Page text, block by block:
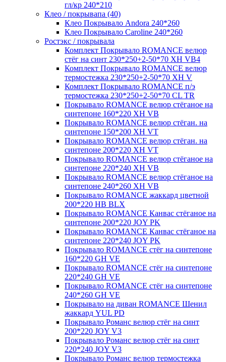
гл/кр 240*210
Клео / покрывапа (40)
Клео Покрывало Andora 240*260
Клео Покрывало Caroline 240*260
Ростэкс / покрывала
Комплект Покрывало ROMANCE велюр
стёг на синт 230*250+2-50*70 XH VB4
Комплект Покрывало ROMANCE велюр
термостежка 230*250+2-50*70 XH V
Комплект Покрывало ROMANCE п/э
термостежка 230*250+2-50*70 CL TR
Покрывало ROMANCE велюр стёганое на
синтепоне 160*220 XH VB
Покрывало ROMANCE велюр стёган. на
синтепоне 150*200 XH VT
Покрывало ROMANCE велюр стёган. на
синтепоне 200*220 XH VT
Покрывало ROMANCE велюр стёганое на
синтепоне 220*240 XH VB
Покрывало ROMANCE велюр стёганое на
синтепоне 240*260 XH VB
Покрывало ROMANCE жаккард цветной
200*220 HB BLX
Покрывало ROMANCE Канвас стёганое на
синтепоне 200*220 JOY PK
Покрывало ROMANCE Канвас стёганое на
синтепоне 220*240 JOY PK
Покрывало ROMANCE стёг на синтепоне
160*220 GH VE
Покрывало ROMANCE стёг на синтепоне
220*240 GH VE
Покрывало ROMANCE стёг на синтепоне
240*260 GH VE
Покрывало на диван ROMANCE Шенил
жаккард YUL PD
Покрывало Романс велюр стёг на синт
200*220 JOY V3
Покрывало Романс велюр стёг на синт
220*240 JOY V3
Покрывало Романс велюр термостежка